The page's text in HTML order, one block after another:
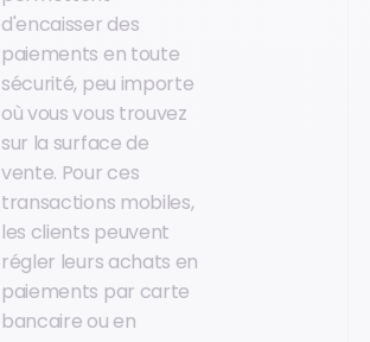
d'encaisser des
paiements en toute
sécurité, peu importe
où vous vous trouvez
sur la surface de
vente. Pour ces
transactions mobiles,
les clients peuvent
régler leurs achats en
paiements par carte
bancaire ou en